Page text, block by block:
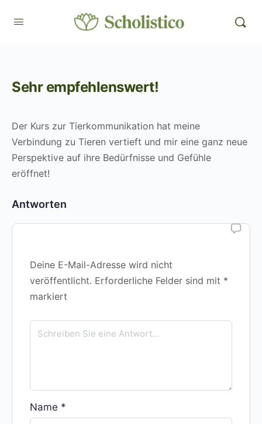
Sehr empfehlenswert!
Der Kurs zur Tierkommunikation hat meine
Verbindung zu Tieren vertieft und mir eine ganz neue
Perspektive auf ihre Bedürfnisse und Gefühle
eröffnet!
Antworten
Deine E-Mail-Adresse wird nicht
veröffentlicht. Erforderliche Felder sind mit *
markiert
Name *